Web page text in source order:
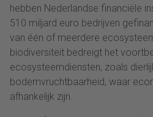
hebben Nederlandse financiële
510 miljard euro bedrijven
van één of meerdere
biodiversiteit bedreigt het
ecosysteemdiensten, zoals
bodemvruchtbaarheid, waar
afhankelijk zijn.